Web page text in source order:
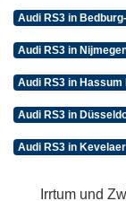
Audi RS3 in
Audi RS3 in
Audi RS3 in
Audi RS3 in
Audi RS3 in
Irrtum und